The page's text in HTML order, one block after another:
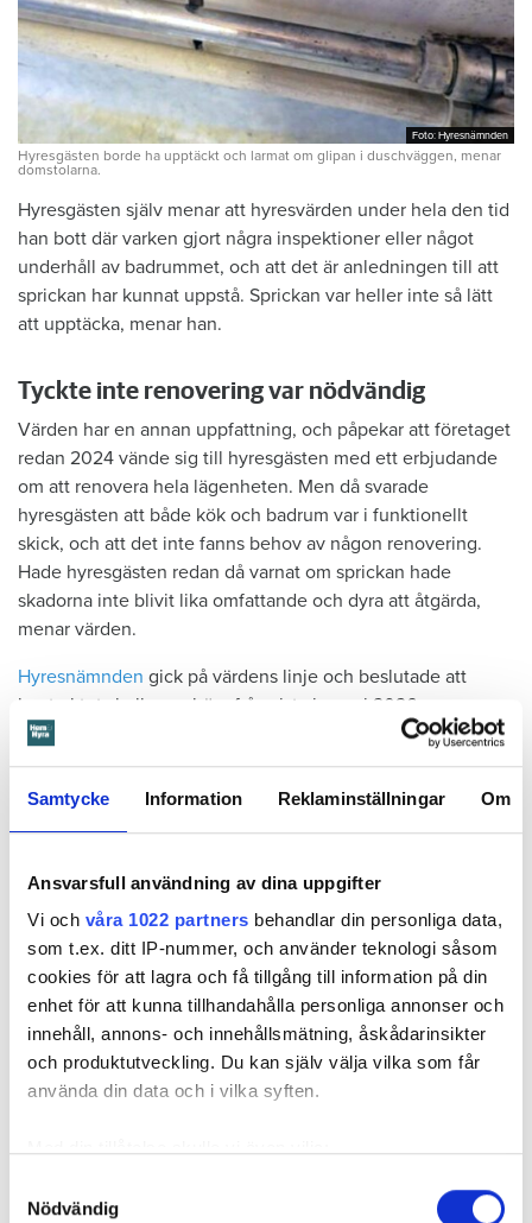
Samtycke Information Reklaminställningar Om
Ansvarsfull användning av dina uppgifter
Vi och våra 1022 partners behandlar din personliga data,
som t.ex. ditt IP-nummer, och använder teknologi såsom
cookies för att lagra och få tillgång till information på din
enhet för att kunna tillhandahålla personliga annonser och
innehåll, annons- och innehållsmätning, åskådarinsikter
och produktutveckling. Du kan själv välja vilka som får
använda din data och i vilka syften.
som kan ha en noggrannhet på upp till flera meter
Nödvändig
Foto: Hyresnämnden
Foto: Hyresnämnden
Hyresgästen borde ha upptäckt och larmat om glipan i duschväggen, menar
domstolarna.
Hyresgästen själv menar att hyresvärden under hela den tid
han bott där varken gjort några inspektioner eller något
underhåll av badrummet, och att det är anledningen till att
sprickan har kunnat uppstå. Sprickan var heller inte så lätt
att upptäcka, menar han.
Tyckte inte renovering var nödvändig
Värden har en annan uppfattning, och påpekar att företaget
redan 2024 vände sig till hyresgästen med ett erbjudande
om att renovera hela lägenheten. Men då svarade
hyresgästen att både kök och badrum var i funktionellt
skick, och att det inte fanns behov av någon renovering.
Hade hyresgästen redan då varnat om sprickan hade
skadorna inte blivit lika omfattande och dyra att åtgärda,
menar värden.
Hyresnämnden gick på värdens linje och beslutade att
kontraktet skulle upphöra från sista januari 2026.
Hyresgästen borde med tanke på att sprickan var så stor
som den var och satt där den satt ha insett att den kunde
medföra större problem, menar hyresnämnden.
Beslutet överklagades till Svea hovrättsom nu har kommit
med ett beslut. Den enda ändringen är att hyresgästen får
längre tid på sig att flytta – något som hyresvärden inför
domen sagt sig villig att gå med på. Innan 2 november i år
ska hyresgästen ha flyttat ut.
Svea hovrätts beslut kan inte överklagas.
Så undviker du mögel – fyra riskplatser i lägenheten: ”Måste städa bort”